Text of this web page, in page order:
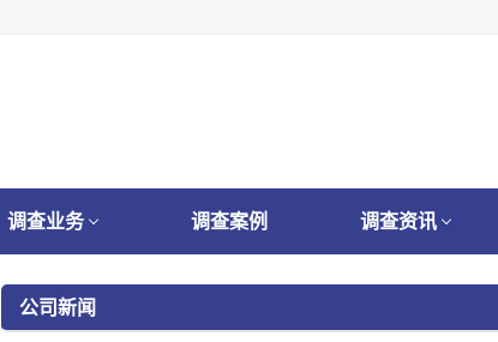
调查业务 调查案例 调查资讯
公司新闻